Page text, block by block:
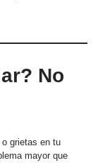
No
grietas en tu
mayor que